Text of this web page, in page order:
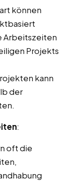
können
Arbeitszeiten
Projekts
kann
der
:
oft die